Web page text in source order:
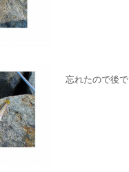
忘れたので後で